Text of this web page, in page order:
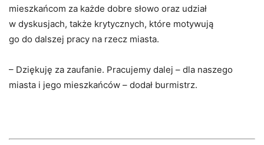
mieszkańcom za każde dobre słowo oraz udział
w dyskusjach, także krytycznych, które motywują
go do dalszej pracy na rzecz miasta.
– Dziękuję za zaufanie. Pracujemy dalej – dla naszego
miasta i jego mieszkańców – dodał burmistrz.